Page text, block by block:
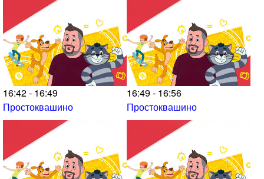
16:42 - 16:49
Простоквашино
16:49 - 16:56
Простоквашино